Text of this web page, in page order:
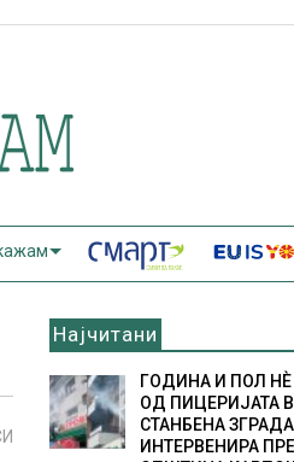
Најчитани
ГОДИНА И ПОЛ
ОД ПИЦЕРИЈАТА
СТАНБЕНА
ИНТЕРВЕНИРА